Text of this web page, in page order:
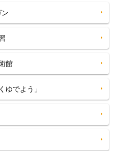
館
ゆでよう」